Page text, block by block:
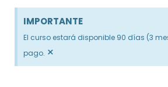
IMPORTANTE
El curso estará disponible 90 días (3
pago. ×